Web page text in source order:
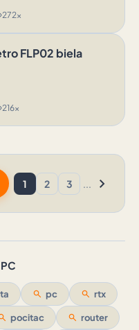
272x
FLP02 biela
216x
1 2 3 chevron_right
search pc search rtx
pocitac search router